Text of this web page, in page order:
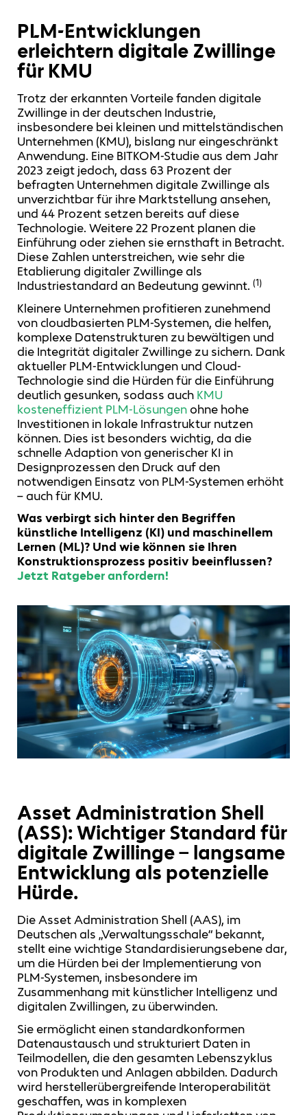
PLM-Entwicklungen
erleichtern digitale Zwillinge
für KMU
Trotz der erkannten Vorteile fanden digitale
Zwillinge in der deutschen Industrie,
insbesondere bei kleinen und mittelständischen
Unternehmen (KMU), bislang nur eingeschränkt
Anwendung. Eine BITKOM-Studie aus dem Jahr
2023 zeigt jedoch, dass 63 Prozent der
befragten Unternehmen digitale Zwillinge als
unverzichtbar für ihre Marktstellung ansehen,
und 44 Prozent setzen bereits auf diese
Technologie. Weitere 22 Prozent planen die
Einführung oder ziehen sie ernsthaft in Betracht.
Diese Zahlen unterstreichen, wie sehr die
Etablierung digitaler Zwillinge als
Industriestandard an Bedeutung gewinnt. (1)
Kleinere Unternehmen profitieren zunehmend
von cloudbasierten PLM-Systemen, die helfen,
komplexe Datenstrukturen zu bewältigen und
die Integrität digitaler Zwillinge zu sichern. Dank
aktueller PLM-Entwicklungen und Cloud-
Technologie sind die Hürden für die Einführung
deutlich gesunken, sodass auch KMU
kosteneffizient PLM-Lösungenohne hohe
Investitionen in lokale Infrastruktur nutzen
können. Dies ist besonders wichtig, da die
schnelle Adaption von generischer KI in
Designprozessen den Druck auf den
notwendigen Einsatz von PLM-Systemen erhöht
– auch für KMU.
Was verbirgt sich hinter den Begriffen
künstliche Intelligenz (KI) und maschinellem
Lernen (ML)? Und wie können sie Ihren
Konstruktionsprozess positiv beeinflussen?
Jetzt Ratgeber anfordern!
Asset Administration Shell
(ASS): Wichtiger Standard für
digitale Zwillinge – langsame
Entwicklung als potenzielle
Hürde.
Die Asset Administration Shell (AAS), im
Deutschen als „Verwaltungsschale“ bekannt,
stellt eine wichtige Standardisierungsebene dar,
um die Hürden bei der Implementierung von
PLM-Systemen, insbesondere im
Zusammenhang mit künstlicher Intelligenz und
digitalen Zwillingen, zu überwinden.
Sie ermöglicht einen standardkonformen
Datenaustausch und strukturiert Daten in
Teilmodellen, die den gesamten Lebenszyklus
von Produkten und Anlagen abbilden. Dadurch
wird herstellerübergreifende Interoperabilität
geschaffen, was in komplexen